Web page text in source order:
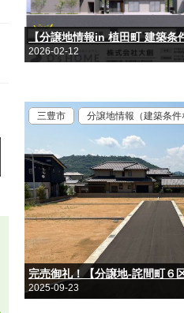
【分譲地情報in 植田町 建築条
2026-02-12
三豊市 分譲地情報（建築条件
完売御礼！【分譲地-詫間町６
2025-09-23